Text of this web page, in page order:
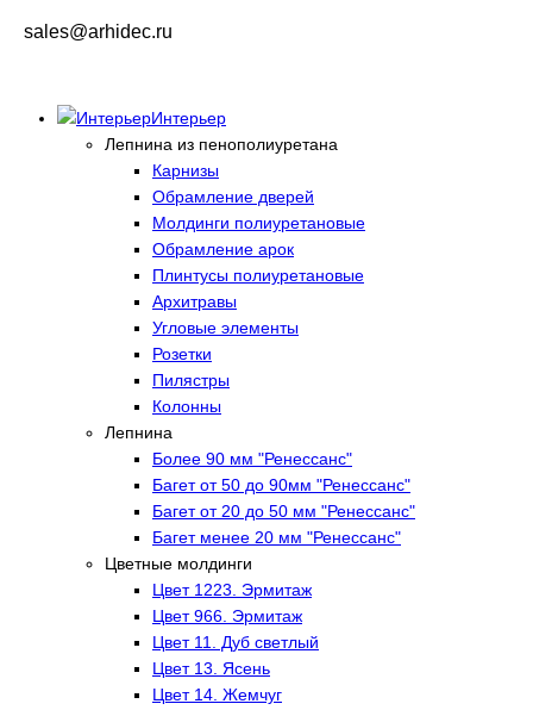
sales@arhidec.ru
Интерьер
Лепнина из пенополиуретана
Карнизы
Обрамление дверей
Молдинги полиуретановые
Обрамление арок
Плинтусы полиуретановые
Архитравы
Угловые элементы
Розетки
Пилястры
Колонны
Лепнина
Более 90 мм "Ренессанс"
Багет от 50 до 90мм "Ренессанс"
Багет от 20 до 50 мм "Ренессанс"
Багет менее 20 мм "Ренессанс"
Цветные молдинги
Цвет 1223. Эрмитаж
Цвет 966. Эрмитаж
Цвет 11. Дуб светлый
Цвет 13. Ясень
Цвет 14. Жемчуг